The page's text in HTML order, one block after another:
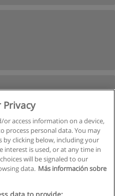
из
Privacy
access information on a device,
process personal data. You may
by clicking below, including your
interest is used, or at any time in
will be signaled to our
data. Más información sobre